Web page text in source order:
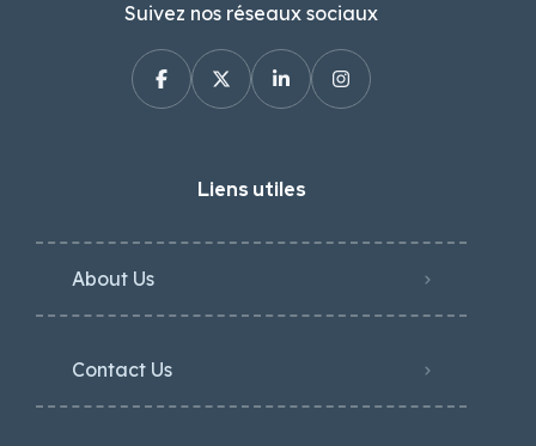
Suivez nos réseaux sociaux
Liens utiles
About Us
Contact Us